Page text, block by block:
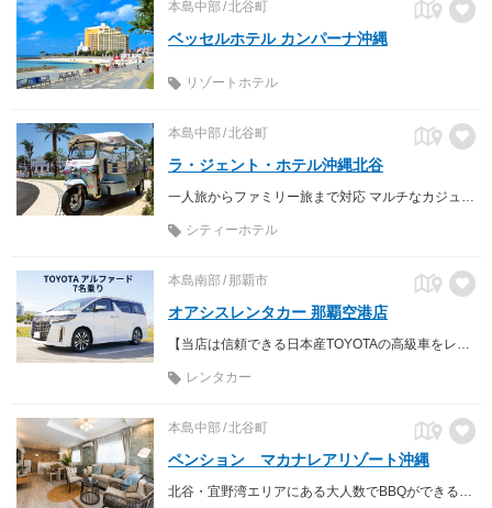
本島中部 北谷町
ベッセルホテル カンパーナ沖縄
リゾートホテル
本島中部 北谷町
ラ・ジェント・ホテル沖縄北谷
シティーホテル
本島南部 那覇市
オアシスレンタカー 那覇空港店
レンタカー
本島中部 北谷町
ペンション マカナレアリゾート沖縄